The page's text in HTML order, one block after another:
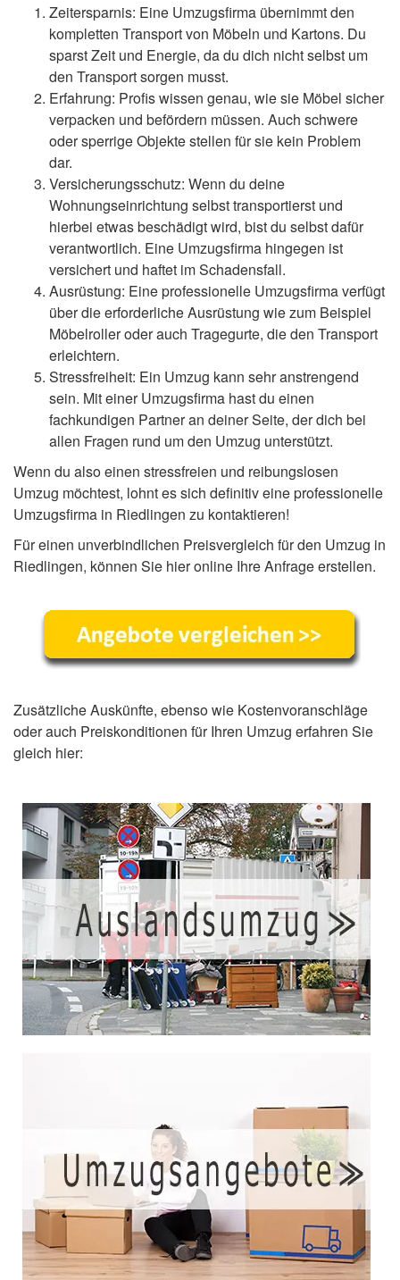
Zeitersparnis: Eine Umzugsfirma übernimmt den
kompletten Transport von Möbeln und Kartons. Du
sparst Zeit und Energie, da du dich nicht selbst um
den Transport sorgen musst.
Erfahrung: Profis wissen genau, wie sie Möbel sicher
verpacken und befördern müssen. Auch schwere
oder sperrige Objekte stellen für sie kein Problem
dar.
Versicherungsschutz: Wenn du deine
Wohnungseinrichtung selbst transportierst und
hierbei etwas beschädigt wird, bist du selbst dafür
verantwortlich. Eine Umzugsfirma hingegen ist
versichert und haftet im Schadensfall.
Ausrüstung: Eine professionelle Umzugsfirma verfügt
über die erforderliche Ausrüstung wie zum Beispiel
Möbelroller oder auch Tragegurte, die den Transport
erleichtern.
Stressfreiheit: Ein Umzug kann sehr anstrengend
sein. Mit einer Umzugsfirma hast du einen
fachkundigen Partner an deiner Seite, der dich bei
allen Fragen rund um den Umzug unterstützt.
Wenn du also einen stressfreien und reibungslosen
Umzug möchtest, lohnt es sich definitiv eine professionelle
Umzugsfirma in Riedlingen zu kontaktieren!
Für einen unverbindlichen Preisvergleich für den Umzug in
Riedlingen, können Sie hier online Ihre Anfrage erstellen.
Zusätzliche Auskünfte, ebenso wie Kostenvoranschläge
oder auch Preiskonditionen für Ihren Umzug erfahren Sie
gleich hier: